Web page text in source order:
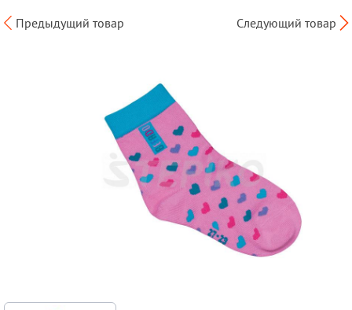
Предыдущий товар Следующий товар